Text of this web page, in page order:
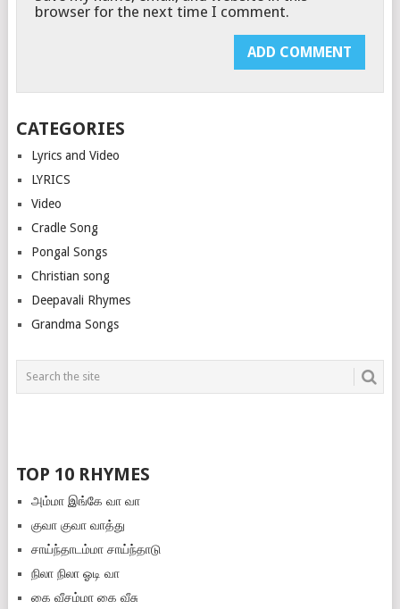
browser for the next time I comment.
CATEGORIES
Lyrics and Video
LYRICS
Video
Cradle Song
Pongal Songs
Christian song
Deepavali Rhymes
Grandma Songs
TOP 10 RHYMES
அம்மா இங்கே வா வா
குவா குவா வாத்து
சாய்ந்தாடம்மா சாய்ந்தாடு
நிலா நிலா ஓடி வா
கை வீசம்மா கை வீசு